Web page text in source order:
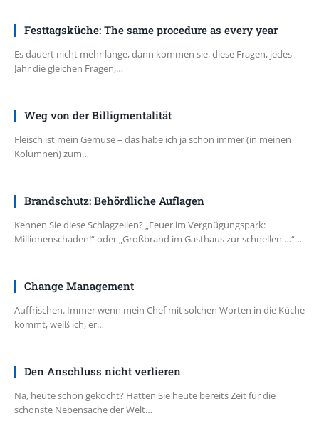
Festtagsküche: The same procedure as every year
Es dauert nicht mehr lange, dann kommen sie, diese Fragen, jedes
Jahr die gleichen Fragen,…
Weg von der Billigmentalität
Fleisch ist mein Gemüse – das habe ich ja schon immer (in meinen
Kolumnen) zum…
Brandschutz: Behördliche Auflagen
Kennen Sie diese Schlagzeilen? „Feuer im Vergnügungspark:
Millionenschaden!“ oder „Großbrand im Gasthaus zur schnellen …“…
Change Management
Auffrischen. Immer wenn mein Chef mit solchen Worten in die Küche
kommt, weiß ich, er…
Den Anschluss nicht verlieren
Na, heute schon gekocht? Hatten Sie heute bereits Zeit für die
schönste Nebensache der Welt…